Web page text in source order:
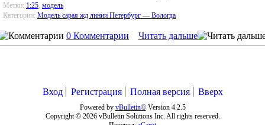
Метки: 1:25, модель
Категории: Модель сарая жд линии Петербург — Вологда
0 Комментарии Читать дальше
Вход Регистрация Полная версия Вверх
Powered by vBulletin®Version 4.2.5
Copyright © 2026 vBulletin Solutions Inc. All rights reserved.